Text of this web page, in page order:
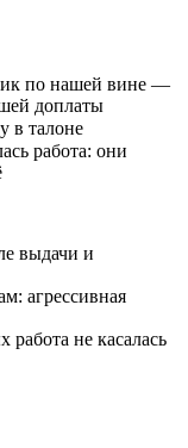
по нашей вине —
доплаты
в талоне
работа: они
выдачи и
агрессивная
работа не касалась